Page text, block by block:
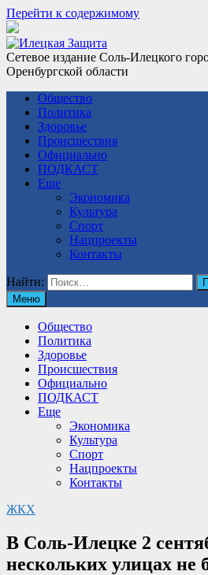
Перейти к содержимому
Сетевое издание Соль-Илецкого
Оренбургской области
Общество
Политика
Здоровье
Происшествия
Официально
ПОДКАСТ
Еще
Экономика
Культура
Спорт
Нацпроекты
Контакты
Найти:
Меню
Общество
Политика
Здоровье
Происшествия
Официально
ПОДКАСТ
Еще
Экономика
Культура
Спорт
Нацпроекты
Контакты
ЖКХ
В Соль-Илецке 2
нескольких улицах не